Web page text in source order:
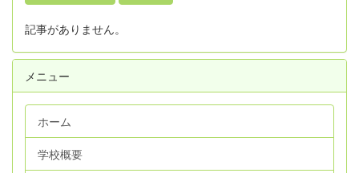
記事がありません。
メニュー
ホーム
学校概要